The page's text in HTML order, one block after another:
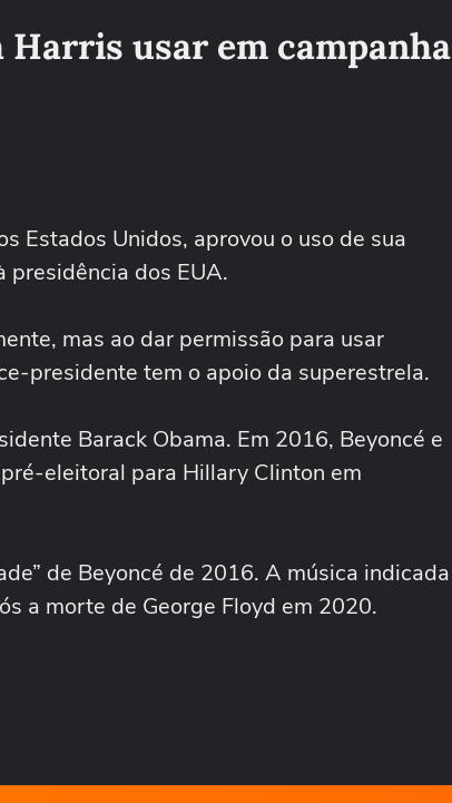
Harris usar em campanha
Estados Unidos, aprovou o uso de sua
presidência dos EUA.
mas ao dar permissão para usar
presidente tem o apoio da superestrela.
Barack Obama. Em 2016, Beyoncé e
eleitoral para Hillary Clinton em
de Beyoncé de 2016. A música indicada
a morte de George Floyd em 2020.